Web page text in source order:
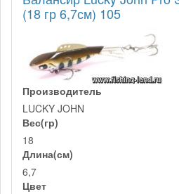
(18 гр 6,7см) 105
Производитель
LUCKY JOHN
Вес(гр)
18
Длина(см)
6,7
Цвет